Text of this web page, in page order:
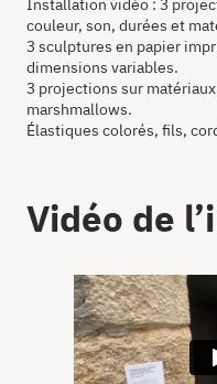
Installation vidéo : 3
couleur, son, durées et
3 sculptures en papier
dimensions variables.
3 projections sur
marshmallows.
Élastiques colorés, fils,
Vidéo de